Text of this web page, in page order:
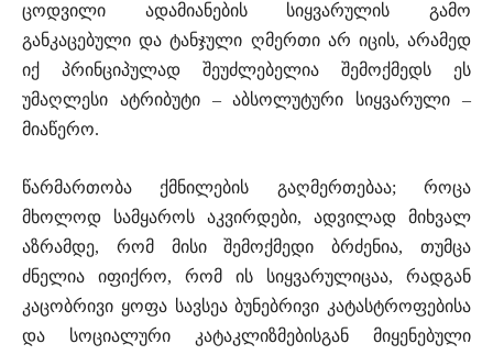
ცოდვილი ადამიანების სიყვარულის გამო
განკაცებული და ტანჯული ღმერთი არ იცის, არამედ
იქ პრინციპულად შეუძლებელია შემოქმედს ეს
უმაღლესი ატრიბუტი – აბსოლუტური სიყვარული –
მიაწერო.
წარმართობა ქმნილების გაღმერთებაა; როცა
მხოლოდ სამყაროს აკვირდები, ადვილად მიხვალ
აზრამდე, რომ მისი შემოქმედი ბრძენია, თუმცა
ძნელია იფიქრო, რომ ის სიყვარულიცაა, რადგან
კაცობრივი ყოფა სავსეა ბუნებრივი კატასტროფებისა
და სოციალური კატაკლიზმებისგან მიყენებული